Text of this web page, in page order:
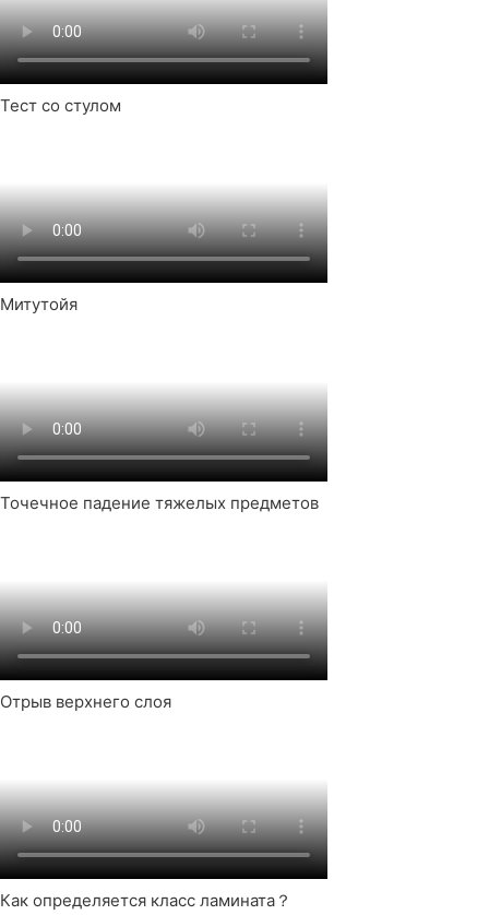
Тест со стулом
Митутойя
Точечное падение тяжелых предметов
Отрыв верхнего слоя
Как определяется класс ламината？